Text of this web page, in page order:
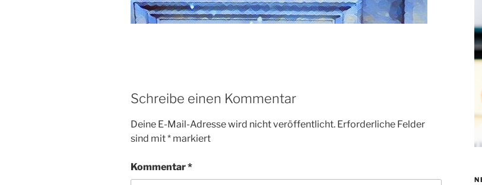
Schreibe einen Kommentar
Deine E-Mail-Adresse wird nicht veröffentlicht. Erforderliche Felder
sind mit* markiert
Kommentar*